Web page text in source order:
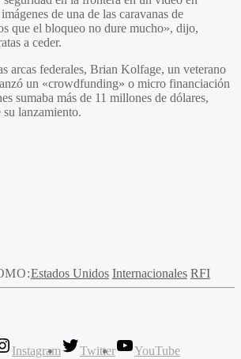
de una de las caravanas de
que el bloqueo no dure mucho», dijo,
a ceder.
arcas federales, Brian Kolfage, un veterano
un «crowdfunding» o micro financiación
sumaba más de 11 millones de dólares,
su lanzamiento.
Estados Unidos Internacionales RFI
Instagram Twitter
YouTube